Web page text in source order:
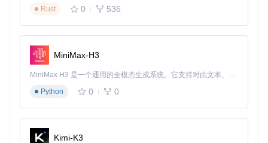
Rust
0 536
MiniMax-H3
MiniMax H3 是一个通用的全模态生成系统。它支持对由文本、图像、视频和音频组成的多模态上下文进行统一理解，并能生成分辨率高达 2K、时长可达 15 秒的带原生立体声音频的视频。得益于面向任务泛化的系统设计，H3 在预训练阶段就已具备广泛的多模态上下文理解与生成能力，能够出色地执行复杂的多模态指令。
Python
0 0
Kimi-K3